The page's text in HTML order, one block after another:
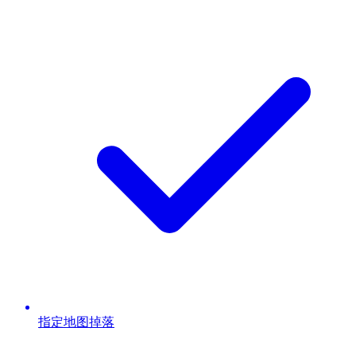
指定地图掉落